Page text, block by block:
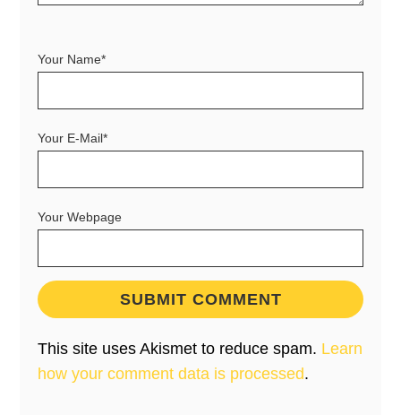
Your Name*
Your E-Mail*
Your Webpage
This site uses Akismet to reduce spam. Learn
how your comment data is processed.